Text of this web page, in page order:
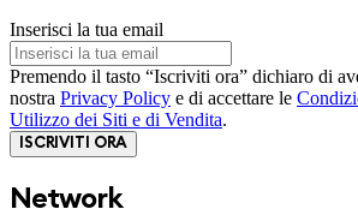
Inserisci la tua email
Premendo il tasto “Iscriviti ora” dichiaro di
nostra Privacy Policy e di accettare le
Utilizzo dei Siti e di Vendita.
ISCRIVITI ORA
Network